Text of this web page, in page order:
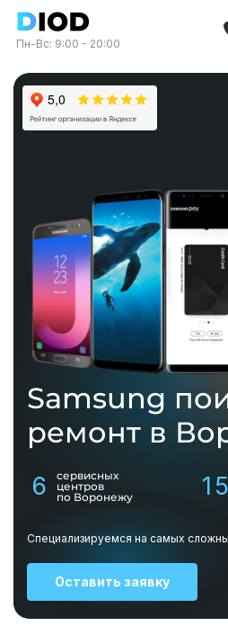
Пн-Вс: 9:00 - 20:00
Samsung
ремонт в
6
сервисных
центров
по Воронежу
15
Специализируемся на самых
Оставить заявку